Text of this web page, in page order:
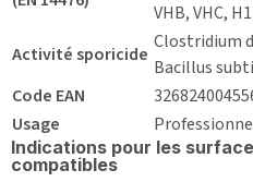
VHB, VHC,
Activité sporicide
Clostridium
Bacillus
Code EAN
Usage
Indications pour les
compatibles